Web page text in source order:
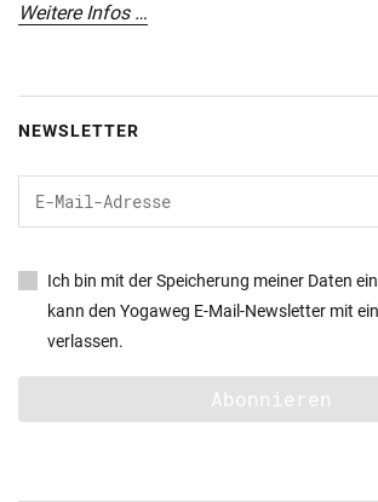
Weitere Infos …
NEWSLETTER
Ich bin mit der Speicherung meiner Daten
kann den Yogaweg E-Mail-Newsletter mit
verlassen.